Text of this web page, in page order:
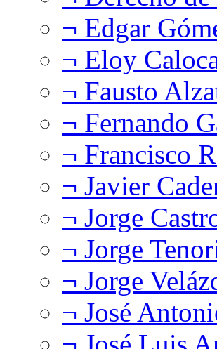
¬ Edgar
¬ Eloy
¬ Fausto
¬ Fernando
¬ Francisco
¬ Javier
¬ Jorge
¬ Jorge
¬ Jorge
¬ José